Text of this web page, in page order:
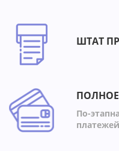
ШТАТ
По-
платежей